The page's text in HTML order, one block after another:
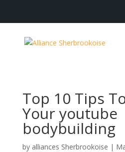
Top 10 Tips
Your youtube
bodybuilding
by alliances Sherbrookoise |